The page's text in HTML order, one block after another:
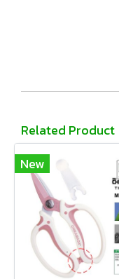
Related Product
New